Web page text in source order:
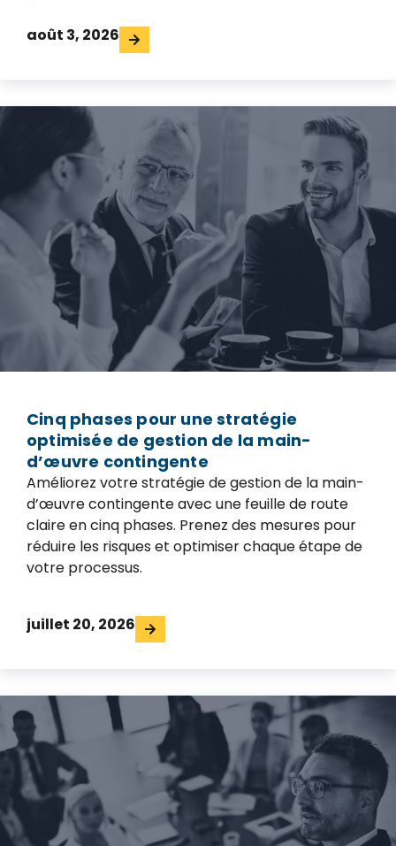
août 3, 2026
Cinq phases pour une stratégie
optimisée de gestion de la main-
d’œuvre contingente
Améliorez votre stratégie de gestion de la main-
d’œuvre contingente avec une feuille de route
claire en cinq phases. Prenez des mesures pour
réduire les risques et optimiser chaque étape de
votre processus.
juillet 20, 2026